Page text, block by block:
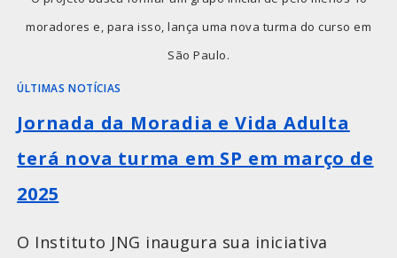
moradores e, para isso, lança uma nova turma do curso em
São Paulo.
ÚLTIMAS NOTÍCIAS
Jornada da Moradia e Vida Adulta
terá nova turma em SP em março de
2025
O Instituto JNG inaugura sua iniciativa